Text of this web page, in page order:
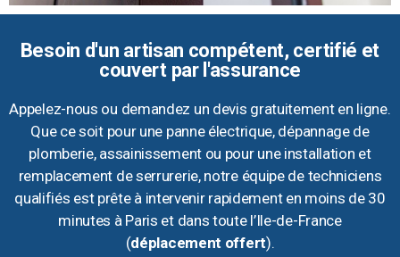
Besoin d'un artisan compétent, certifié et
couvert par l'assurance
Appelez-nous ou demandez un devis gratuitement en ligne.
Que ce soit pour une panne électrique, dépannage de
plomberie, assainissement ou pour une installation et
remplacement de serrurerie, notre équipe de techniciens
qualifiés est prête à intervenir rapidement en moins de 30
minutes à Paris et dans toute l’Ile-de-France
(déplacement offert).